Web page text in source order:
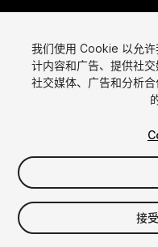
语言
日本語
我们使用 Cookie 以允
计内容和广告、提供社
社交媒体、广告和分析
接